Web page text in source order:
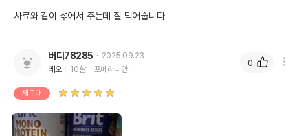
사료와 같이 섞어서 주는데 잘 먹어줍니다
버디78285
2025.09.23
레오
10살 포메라니안
재구매
0